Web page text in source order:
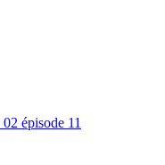
épisode 11